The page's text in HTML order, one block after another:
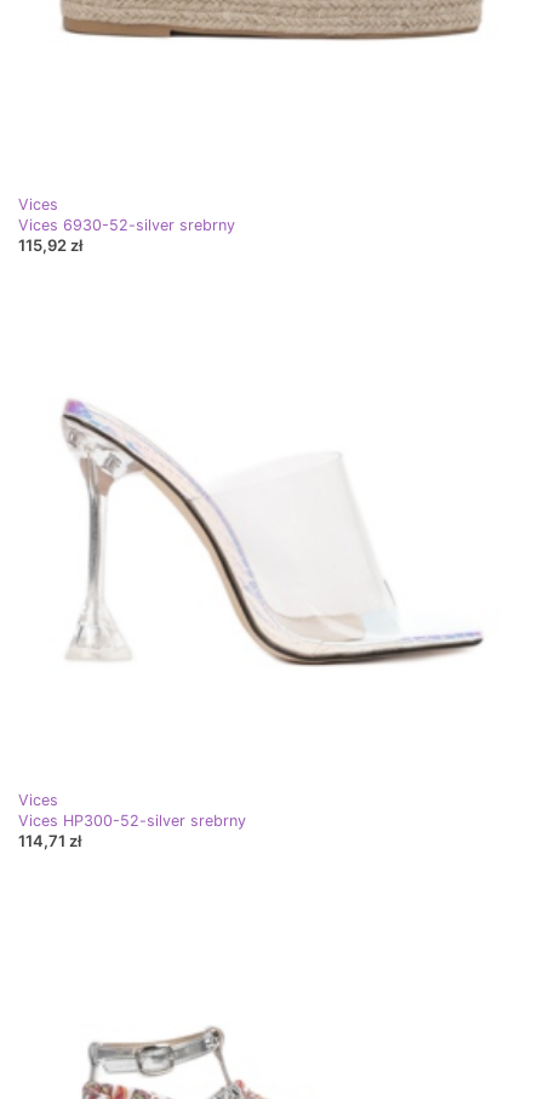
Vices
Vices 6930-52-silver srebrny
115,92 zł
Vices
Vices HP300-52-silver srebrny
114,71 zł